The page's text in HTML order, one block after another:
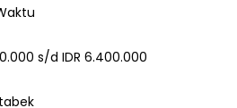
s/d IDR 6.400.000